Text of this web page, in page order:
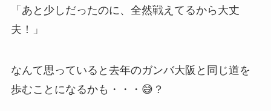
「あと少しだったのに、全然戦えてるから大丈
夫！」
なんて思っていると去年のガンバ大阪と同じ道を
歩むことになるかも・・・😅？